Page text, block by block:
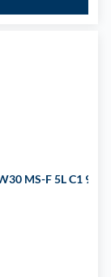
MS-F 5L C1 913-